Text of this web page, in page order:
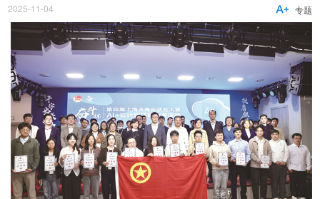
2025-11-04 专题
